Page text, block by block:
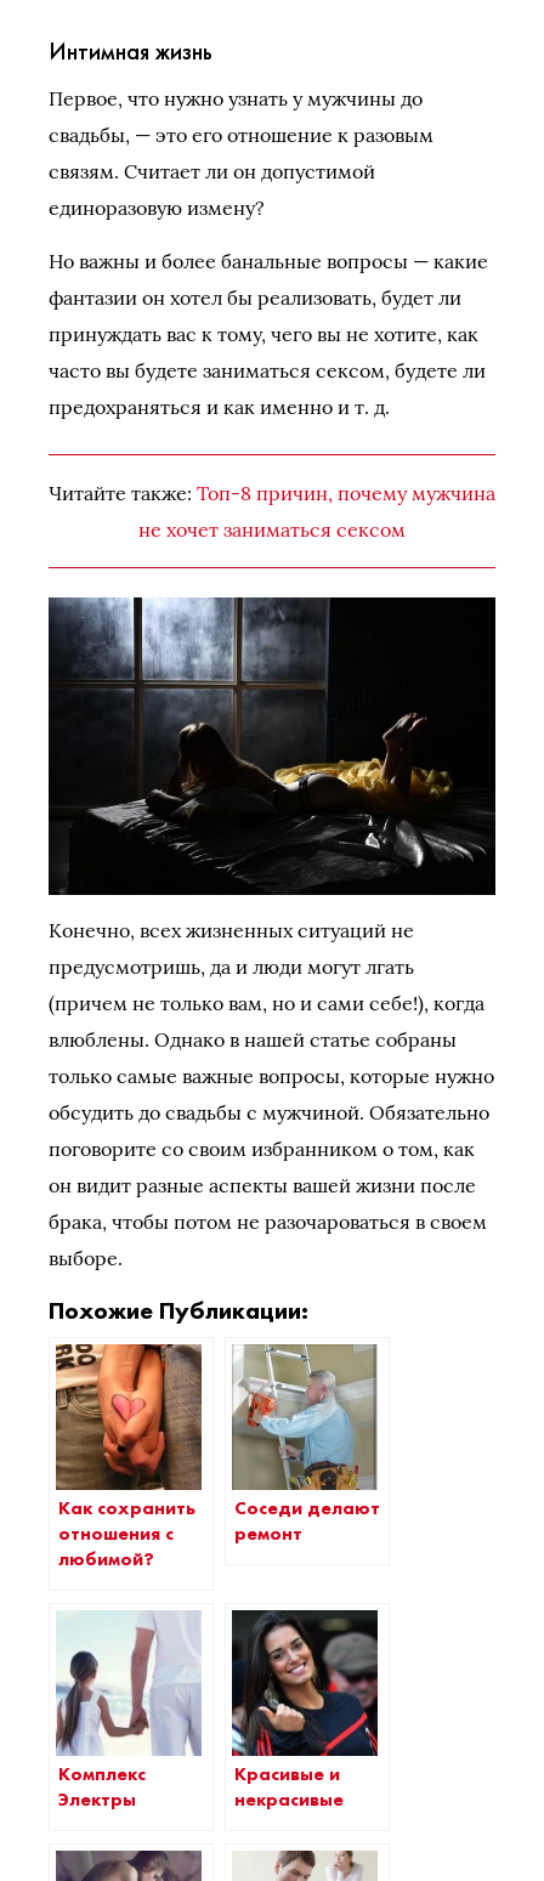
Интимная жизнь
Первое, что нужно узнать у мужчины до
свадьбы, — это его отношение к разовым
связям. Считает ли он допустимой
единоразовую измену?
Но важны и более банальные вопросы — какие
фантазии он хотел бы реализовать, будет ли
принуждать вас к тому, чего вы не хотите, как
часто вы будете заниматься сексом, будете ли
предохраняться и как именно и т. д.
Читайте также: Топ-8 причин, почему мужчина
не хочет заниматься сексом
Конечно, всех жизненных ситуаций не
предусмотришь, да и люди могут лгать
(причем не только вам, но и сами себе!), когда
влюблены. Однако в нашей статье собраны
только самые важные вопросы, которые нужно
обсудить до свадьбы с мужчиной. Обязательно
поговорите со своим избранником о том, как
он видит разные аспекты вашей жизни после
брака, чтобы потом не разочароваться в своем
выборе.
Похожие Публикации:
Как сохранить
отношения с
любимой?
Соседи делают
ремонт
Комплекс
Электры
Красивые и
некрасивые